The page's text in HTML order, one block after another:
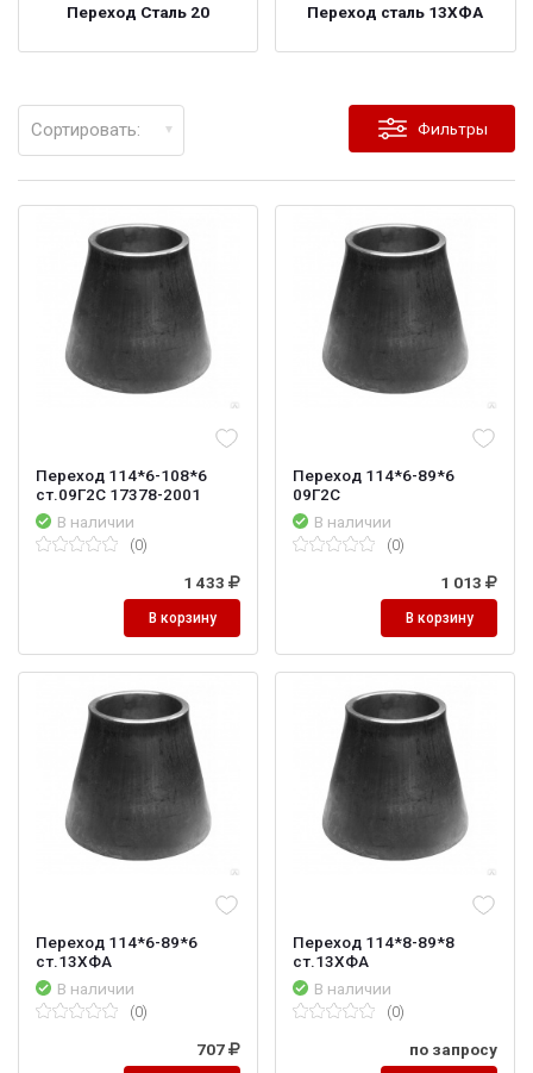
Переход Сталь 20 Переход сталь 13ХФА
Фильтры
Сортировать:
Переход 114*6-108*6
ст.09Г2С 17378-2001
В наличии
(0)
1 433
В корзину
Переход 114*6-89*6
09Г2С
В наличии
(0)
1 013
В корзину
Переход 114*6-89*6
ст.13ХФА
В наличии
(0)
707
Переход 114*8-89*8
ст.13ХФА
В наличии
(0)
по запросу